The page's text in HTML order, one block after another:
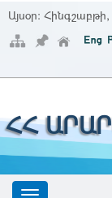
Այսօր:
ՀՀ